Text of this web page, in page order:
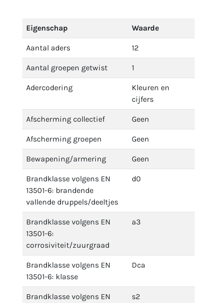
Eigenschap Waarde
Aantal aders 12
Aantal groepen getwist 1
Adercodering
Kleuren en
cijfers
Afscherming collectief Geen
Afscherming groepen Geen
Bewapening/armering Geen
Brandklasse volgens EN
13501-6: brandende
vallende druppels/deeltjes
d0
Brandklasse volgens EN
13501-6:
corrosiviteit/zuurgraad
a3
Brandklasse volgens EN
13501-6: klasse
Dca
Brandklasse volgens EN
s2